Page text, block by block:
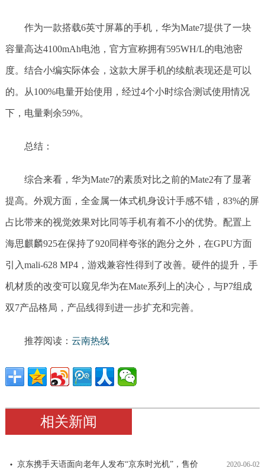
作为一款搭载6英寸屏幕的手机，华为Mate7提供了一块
容量高达4100mAh电池，官方宣称拥有595WH/L的电池密
度。结合小编实际体会，这款大屏手机的续航表现还是可以
的。从100%电量开始使用，经过4个小时综合测试使用情况
下，电量剩余59%。
总结：
综合来看，华为Mate7的素质对比之前的Mate2有了显著
提高。外观方面，全金属一体式机身设计手感不错，83%的屏
占比带来的视觉效果对比同等手机有着不小的优势。配置上
海思麒麟925在保持了920同样夸张的跑分之外，在GPU方面
引入mali-628 MP4，游戏兼容性得到了改善。硬件的提升，手
机材质的改变可以窥见华为在Mate系列上的决心，与P7组成
双7产品格局，产品线得到进一步扩充和完善。
推荐阅读： 云南热线
相关新闻
京东携手天语面向老年人发布“京东时光机”，售价 2020-06-02